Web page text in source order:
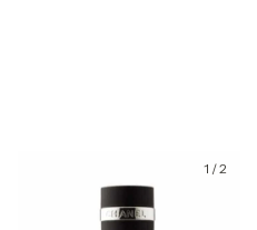
1 /2